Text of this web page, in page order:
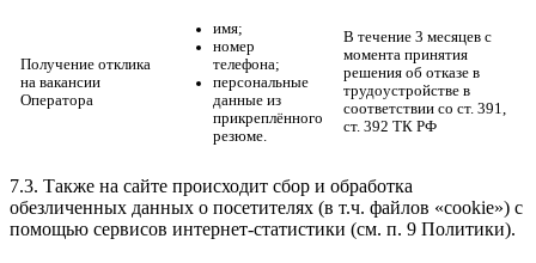
Получение отклика
на вакансии
Оператора
имя;
номер
телефона;
персональные
данные из
прикреплённого
резюме.
В течение 3 месяцев с
момента принятия
решения об отказе в
трудоустройстве в
соответствии со ст. 391,
ст. 392 ТК РФ
7.3. Также на сайте происходит сбор и обработка
обезличенных данных о посетителях (в т.ч. файлов «cookie») с
помощью сервисов интернет-статистики (см. п. 9 Политики).